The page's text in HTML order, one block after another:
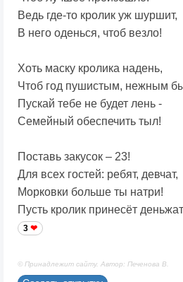
Ведь где-то кролик уж шуршит,
В него оденься, чтоб везло!
Хоть маску кролика надень,
Чтоб год пушистым, нежным
Пускай тебе не будет лень -
Семейный обеспечить тыл!
Поставь закусок – 23!
Для всех гостей: ребят, девчат,
Морковки больше ты натри!
Пусть кролик принесёт
3
© Принадлежит сайту. Автор: Печенова В.